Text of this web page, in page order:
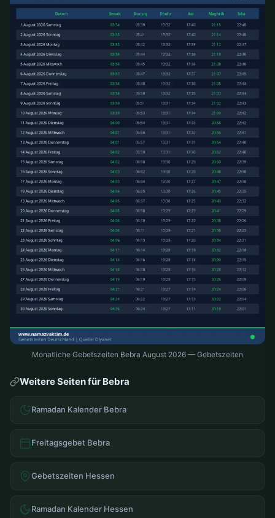
Monatliche Gebetszeiten Bebra August 2026 — Gebetszeiten
Weitere Seiten für Bebra
Ramadan Kalender Bebra
Freitagsgebet Bebra
Gebetszeiten Hessen
Ramadan Kalender Hessen